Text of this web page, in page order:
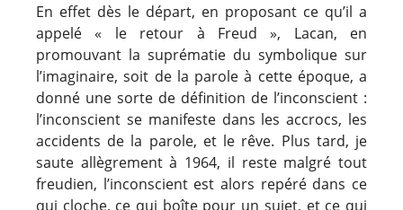
En effet dès le départ, en proposant ce qu’il a
appelé « le retour à Freud », Lacan, en
promouvant la suprématie du symbolique sur
l’imaginaire, soit de la parole à cette époque, a
donné une sorte de définition de l’inconscient :
l’inconscient se manifeste dans les accrocs, les
accidents de la parole, et le rêve. Plus tard, je
saute allègrement à 1964, il reste malgré tout
freudien, l’inconscient est alors repéré dans ce
qui cloche, ce qui boîte pour un sujet, et ce qui